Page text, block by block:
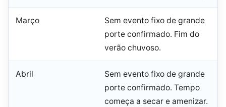
Março
Sem evento fixo de grande
porte confirmado. Fim do
verão chuvoso.
Abril
Sem evento fixo de grande
porte confirmado. Tempo
começa a secar e amenizar.